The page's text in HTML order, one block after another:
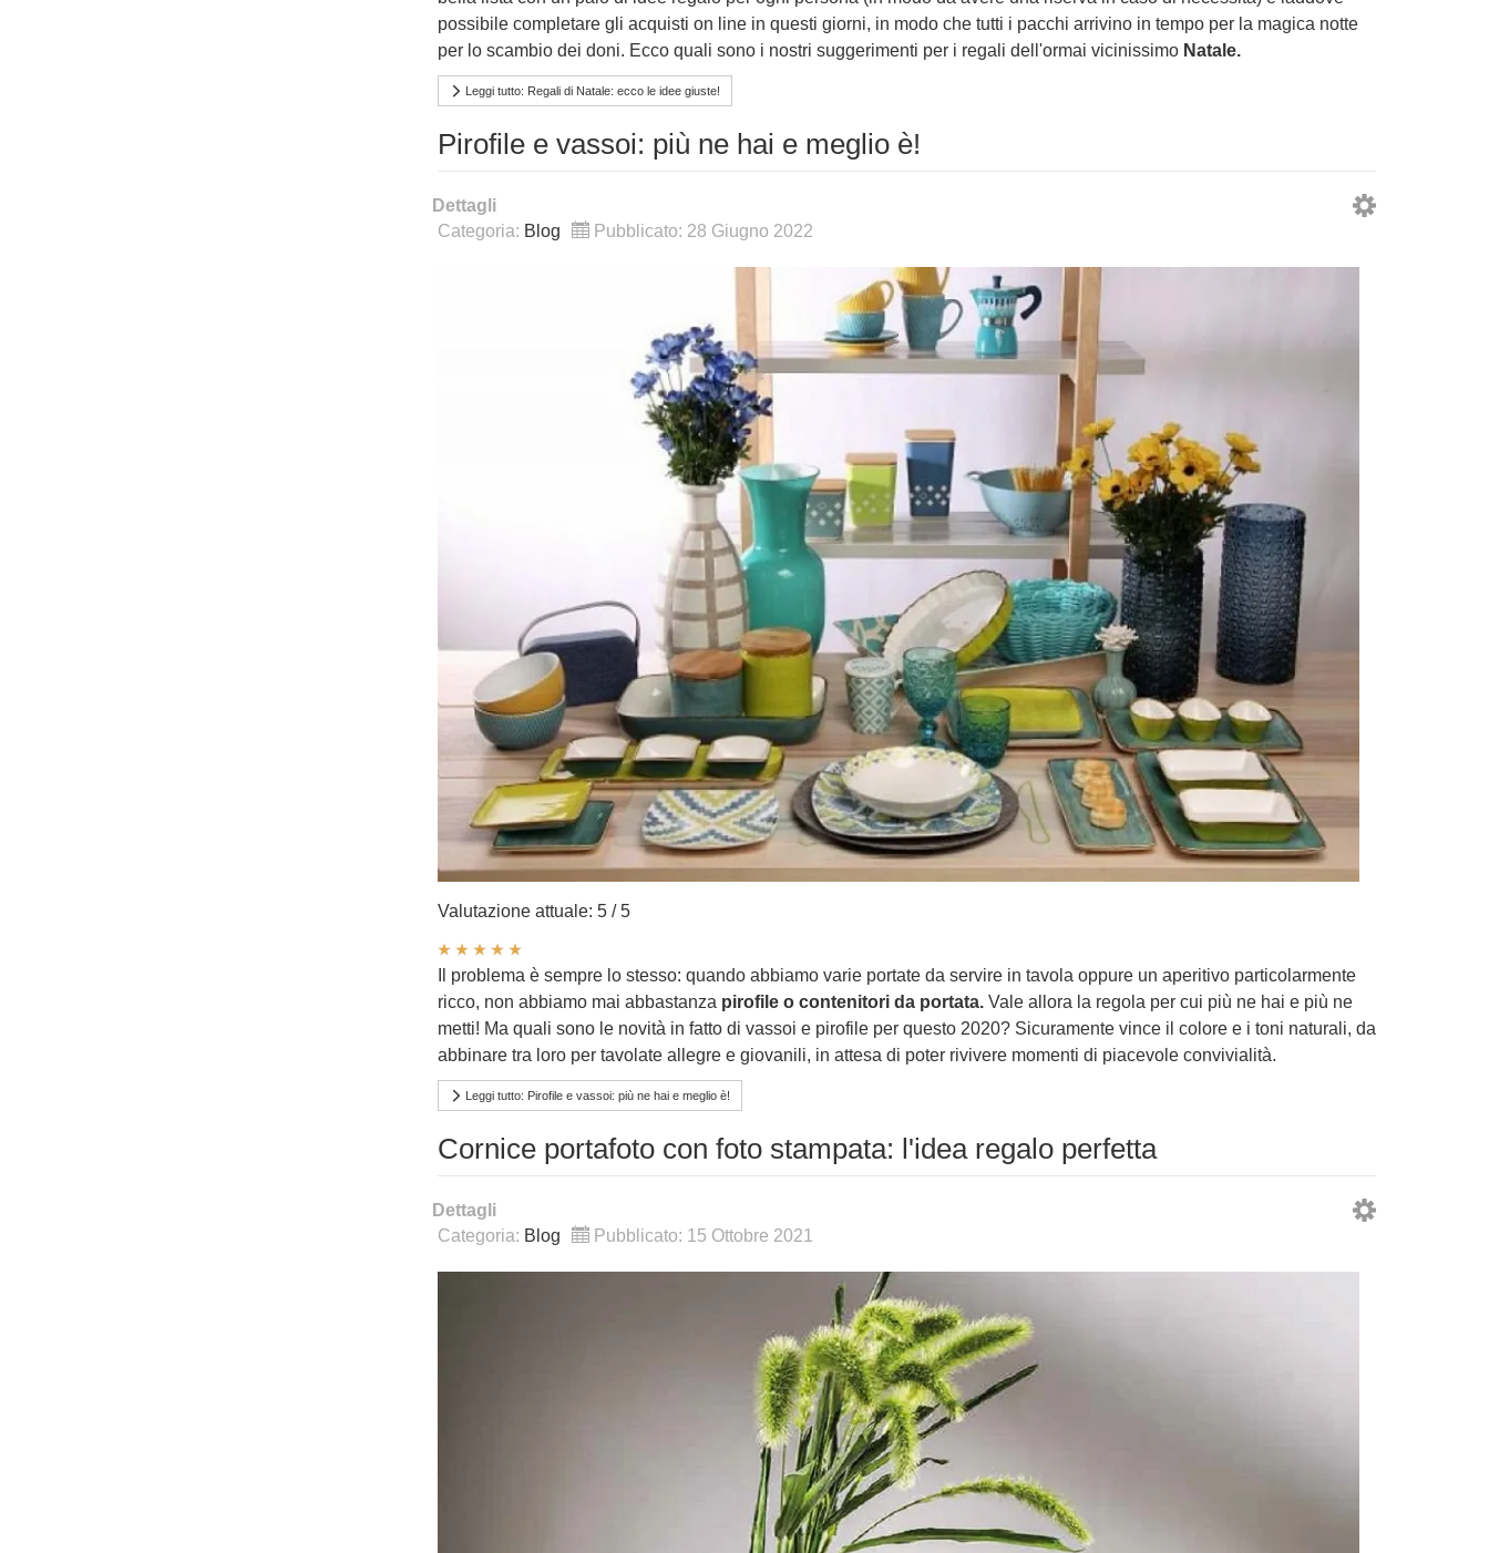
possibile completare gli acquisti on line in questi giorni, in modo che tutti i pacchi arrivino in tempo per la magica notte
per lo scambio dei doni. Ecco quali sono i nostri suggerimenti per i regali dell'ormai vicinissimo Natale.
Leggi tutto: Regali di Natale: ecco le idee giuste!
Pirofile e vassoi: più ne hai e meglio è!
Dettagli
Categoria: Blog Pubblicato: 28 Giugno 2022
Valutazione attuale: 5/5
Il problema è sempre lo stesso: quando abbiamo varie portate da servire in tavola oppure un aperitivo particolarmente
ricco, non abbiamo mai abbastanza pirofile o contenitori da portata.Vale allora la regola per cui più ne hai e più ne
metti! Ma quali sono le novità in fatto di vassoi e pirofile per questo 2020? Sicuramente vince il colore e i toni naturali, da
abbinare tra loro per tavolate allegre e giovanili, in attesa di poter rivivere momenti di piacevole convivialità.
Leggi tutto: Pirofile e vassoi: più ne hai e meglio è!
Cornice portafoto con foto stampata: l'idea regalo perfetta
Dettagli
Categoria: Blog Pubblicato: 15 Ottobre 2021